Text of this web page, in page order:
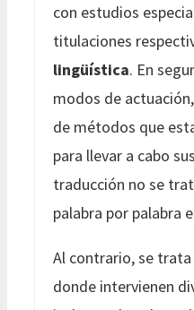
con estudios
titulaciones
lingüística. En
modos de
de métodos que
para llevar a cabo
traducción no se
palabra por palabra
Al contrario, se
donde intervienen